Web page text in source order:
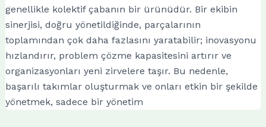
genellikle kolektif çabanın bir ürünüdür. Bir ekibin
sinerjisi, doğru yönetildiğinde, parçalarının
toplamından çok daha fazlasını yaratabilir; inovasyonu
hızlandırır, problem çözme kapasitesini artırır ve
organizasyonları yeni zirvelere taşır. Bu nedenle,
başarılı takımlar oluşturmak ve onları etkin bir şekilde
yönetmek, sadece bir yönetim